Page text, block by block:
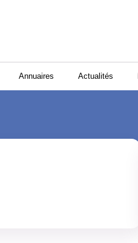
Annuaires Actualités